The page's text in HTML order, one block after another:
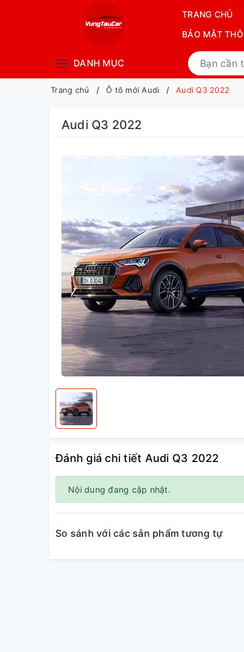
TRANG CHỦ
BẢO MẬT
DANH MỤC
Trang chủ Ô tô mới Audi Audi Q3 2022
Audi Q3 2022
Đánh giá chi tiết Audi Q3 2022
Nội dung đang cập nhật.
So sánh với các sản phẩm tương tự